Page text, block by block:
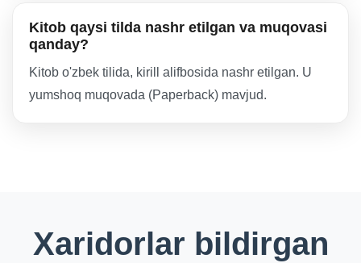
Kitob qaysi tilda nashr etilgan va muqovasi
qanday?
Kitob o'zbek tilida, kirill alifbosida nashr etilgan. U
yumshoq muqovada (Paperback) mavjud.
Xaridorlar bildirgan